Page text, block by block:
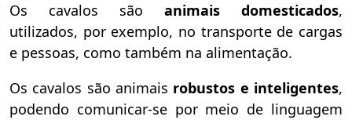
Os cavalos são animais domesticados,
utilizados, por exemplo, no transporte de cargas
e pessoas, como também na alimentação.
Os cavalos são animais robustos e inteligentes,
podendo comunicar-se por meio de linguagem